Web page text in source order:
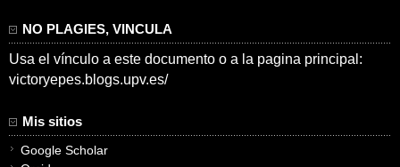
NO PLAGIES, VINCULA
Usa el vínculo a este documento o a la pagina principal:
victoryepes.blogs.upv.es/
Mis sitios
Google Scholar